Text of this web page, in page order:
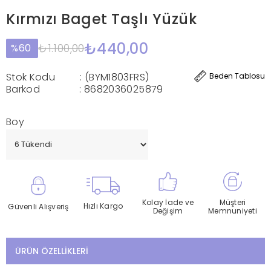
Kırmızı Baget Taşlı Yüzük
60 ₺1.100,00₺440,00
Beden Tablosu
Stok Kodu
(BYM1803FRS)
Barkod
: 8682036025879
Boy
Güvenli Alışveriş Hızlı Kargo
Kolay İade ve
Değişim
Müşteri
Memnuniyeti
ÜRÜN ÖZELLIKLERI